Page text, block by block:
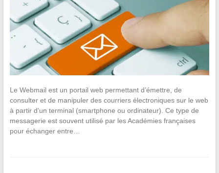
Le Webmail est un portail web permettant d’émettre, de
consulter et de manipuler des courriers électroniques sur le web
à partir d’un terminal (smartphone ou ordinateur). Ce type de
messagerie est souvent utilisé par les Académies françaises
pour échanger entre…